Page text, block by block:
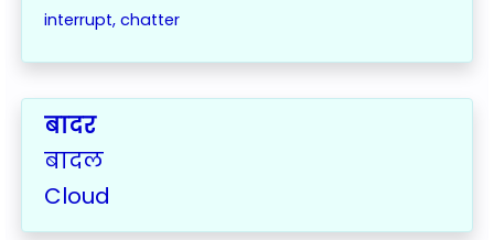
interrupt, chatter
बादर
बादल
Cloud